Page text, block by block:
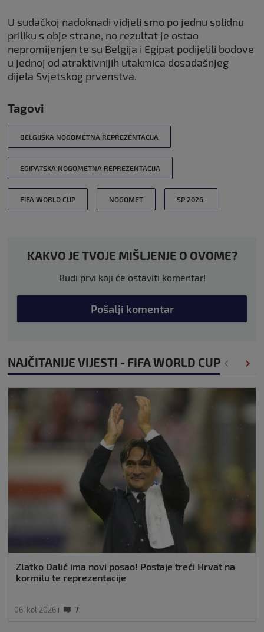
U sudačkoj nadoknadi vidjeli smo po jednu solidnu
priliku s obje strane, no rezultat je ostao
nepromijenjen te su Belgija i Egipat podijelili bodove
u jednoj od atraktivnijih utakmica dosadašnjeg
dijela Svjetskog prvenstva.
Tagovi
BELGIJSKA NOGOMETNA REPREZENTACIJA
EGIPATSKA NOGOMETNA REPREZENTACIJA
FIFA WORLD CUP NOGOMET SP 2026.
KAKVO JE TVOJE MIŠLJENJE O OVOME?
Budi prvi koji će ostaviti komentar!
Pošalji komentar
NAJČITANIJE VIJESTI - FIFA WORLD CUP
Zlatko Dalić ima novi posao! Postaje treći Hrvat na
kormilu te reprezentacije
06. kol 2026 7